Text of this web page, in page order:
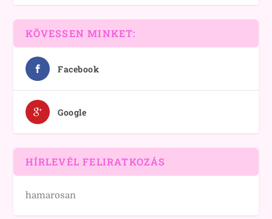
KÖVESSEN MINKET:
Facebook
Google
HÍRLEVÉL FELIRATKOZÁS
hamarosan